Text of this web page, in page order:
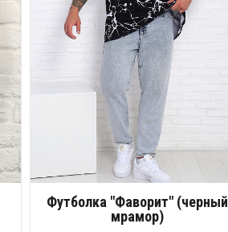
Футболка "Фаворит" (черный
мрамор)